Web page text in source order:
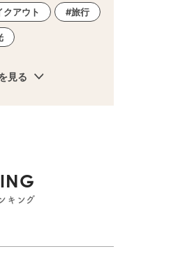
クアウト 旅行
見る
キング